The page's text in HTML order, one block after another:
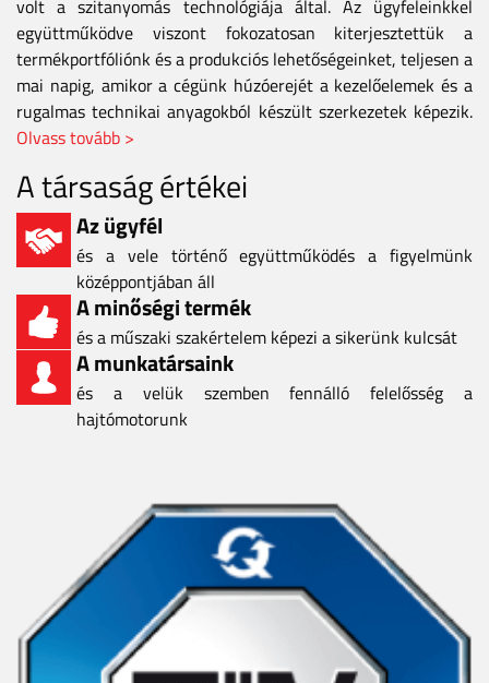
volt a szitanyomás technológiája által. Az ügyfeleinkkel
együttműködve viszont fokozatosan kiterjesztettük a
termékportfóliónk és a produkciós lehetőségeinket, teljesen a
mai napig, amikor a cégünk húzóerejét a kezelőelemek és a
rugalmas technikai anyagokból készült szerkezetek képezik.
Olvass tovább >
A társaság értékei
Az ügyfél
és a vele történő együttműködés a figyelmünk
középpontjában áll
A minőségi termék
és a műszaki szakértelem képezi a sikerünk kulcsát
A munkatársaink
és a velük szemben fennálló felelősség a
hajtómotorunk